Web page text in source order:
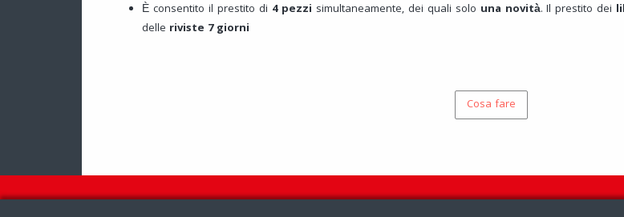
È consentito il prestito di 4 pezzi simultaneamente, dei quali solo una novità. Il prestito dei
delle riviste 7 giorni
Cosa fare